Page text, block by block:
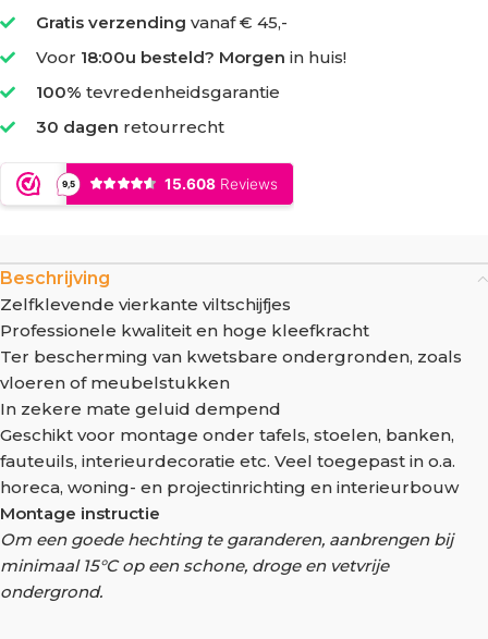
Gratis verzending vanaf € 45,-
Voor 18:00u besteld? Morgen in huis!
100% tevredenheidsgarantie
30 dagen retourrecht
Beschrijving
Zelfklevende vierkante viltschijfjes
Professionele kwaliteit en hoge kleefkracht
Ter bescherming van kwetsbare ondergronden, zoals
vloeren of meubelstukken
In zekere mate geluid dempend
Geschikt voor montage onder tafels, stoelen, banken,
fauteuils, interieurdecoratie etc. Veel toegepast in o.a.
horeca, woning- en projectinrichting en interieurbouw
Montage instructie
Om een goede hechting te garanderen, aanbrengen bij
minimaal 15°C op een schone, droge en vetvrije
ondergrond.